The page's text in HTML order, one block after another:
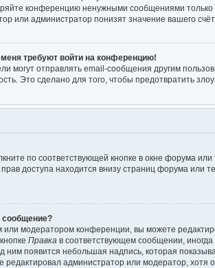
конференцию ненужными сообщениями только
или администратор понизят значение вашего
требуют войти на конференцию!
могут отправлять email-сообщения другим
Это сделано для того, чтобы предотвратить
по соответствующей кнопке в окне форума
доступа находится внизу страниц форума
сообщение?
или модератором конференции, вы можете
Правка в соответствующем сообщении, иногда
ним появится небольшая надпись, которая
администратор или модератор, хотя